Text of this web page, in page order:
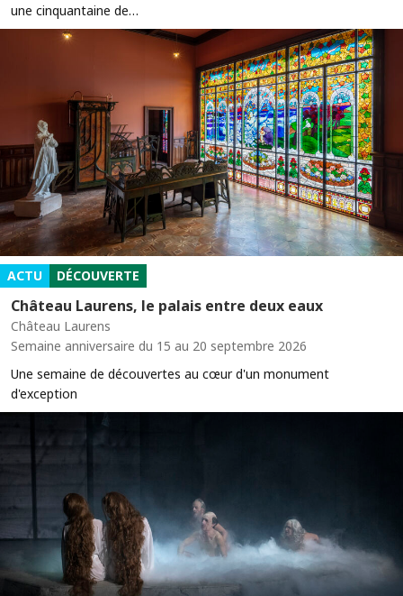
une cinquantaine de…
ACTU DÉCOUVERTE
Château Laurens, le palais entre deux eaux
Château Laurens
Semaine anniversaire du 15 au 20 septembre 2026
Une semaine de découvertes au cœur d'un monument
d'exception